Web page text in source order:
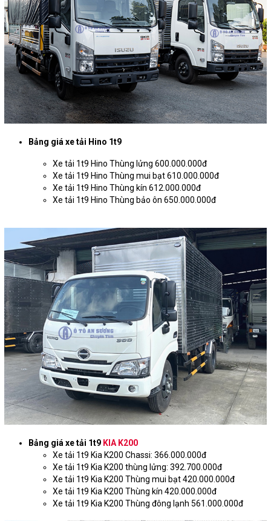
Bảng giá xe tải Hino 1t9
Xe tải 1t9 Hino Thùng lửng 600.000.000đ
Xe tải 1t9 Hino Thùng mui bạt 610.000.000đ
Xe tải 1t9 Hino Thùng kín 612.000.000đ
Xe tải 1t9 Hino Thùng bảo ôn 650.000.000đ
Bảng giá xe tải 1t9 KIA K200
Xe tải 1t9 Kia K200 Chassi: 366.000.000đ
Xe tải 1t9 Kia K200 thùng lửng: 392.700.000đ
Xe tải 1t9 Kia K200 Thùng mui bạt 420.000.000đ
Xe tải 1t9 Kia K200 Thùng kín 420.000.000đ
Xe tải 1t9 Kia K200 Thùng đông lạnh 561.000.000đ